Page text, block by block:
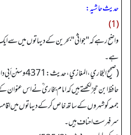
حدیث حاشیہ:
(1)
واضح رہے کہ "جواثی" بحرین کے دیہاتوں میں سے ایک
ہے۔
(صحیح البخاري، المغازي، حدیث: 4371 وسنن أبي داود، حدیث: 1068)
حافظ ابن حجرؒ لکھتے ہیں کہ امام بخاری ؒ نے اس عنوان
جمعہ کو شہروں کے ساتھ خاص کر کے دیہاتوں میں
سرفہرست احناف ہیں۔